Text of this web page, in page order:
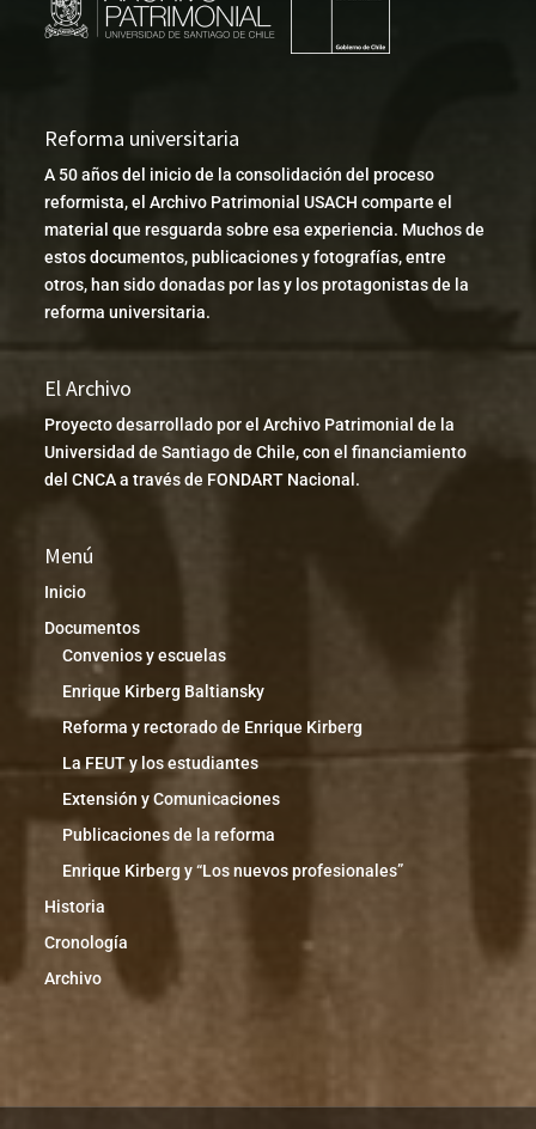
Reforma universitaria
A 50 años del inicio de la consolidación del proceso
reformista, el Archivo Patrimonial USACH comparte el
material que resguarda sobre esa experiencia. Muchos de
estos documentos, publicaciones y fotografías, entre
otros, han sido donadas por las y los protagonistas de la
reforma universitaria.
El Archivo
Proyecto desarrollado por el Archivo Patrimonial de la
Universidad de Santiago de Chile, con el financiamiento
del CNCA a través de FONDART Nacional.
Menú
Inicio
Documentos
Convenios y escuelas
Enrique Kirberg Baltiansky
Reforma y rectorado de Enrique Kirberg
La FEUT y los estudiantes
Extensión y Comunicaciones
Publicaciones de la reforma
Enrique Kirberg y “Los nuevos profesionales”
Historia
Cronología
Archivo